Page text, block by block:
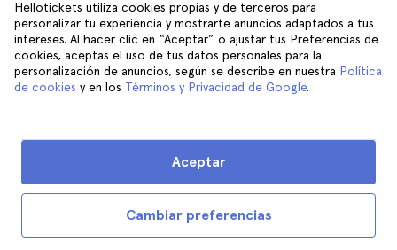
Hellotickets utiliza cookies propias y de terceros para
personalizar tu experiencia y mostrarte anuncios adaptados a tus
intereses. Al hacer clic en “Aceptar” o ajustar tus Preferencias de
cookies, aceptas el uso de tus datos personales para la
personalización de anuncios, según se describe en nuestra Política
de cookies y en los Términos y Privacidad de Google.
Cambiar preferencias
Aceptar
Privacidad
Términos y Condiciones
Aviso Legal
Cookies
Granada
Cracovia
Tenerife
Ayuda